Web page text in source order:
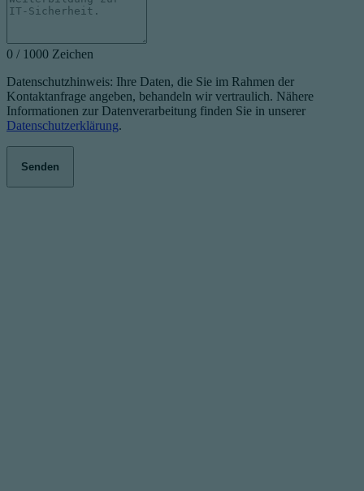
0 / 1000 Zeichen
Datenschutzhinweis: Ihre Daten, die Sie im Rahmen der
Kontaktanfrage angeben, behandeln wir vertraulich. Nähere
Informationen zur Datenverarbeitung finden Sie in unserer
Datenschutzerklärung.
Senden